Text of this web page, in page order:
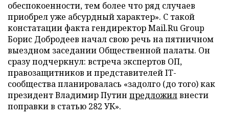
обеспокоенности, тем более что ряд случаев
приобрел уже абсурдный характер». С такой
констатации факта гендиректор Mail.Ru Group
Борис Добродеев начал свою речь на пятничном
выездном заседании Общественной палаты. Он
сразу подчеркнул: встреча экспертов ОП,
правозащитников и представителей IT-
сообщества планировалась «задолго (до того) как
президент Владимир Путин предложилвнести
поправки в статью 282 УК».